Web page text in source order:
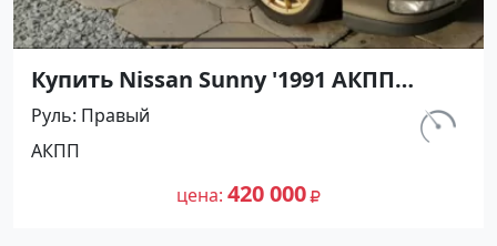
Купить Nissan Sunny '1991 АКПП
(1400/75 л.с.) Бензин инжектор
Воронежская цвет Серый Седан по
цене 420000 рублей, объявление
№27501 на сайте Авторынок23
км.
Руль Правый
АКПП
цена 420 000